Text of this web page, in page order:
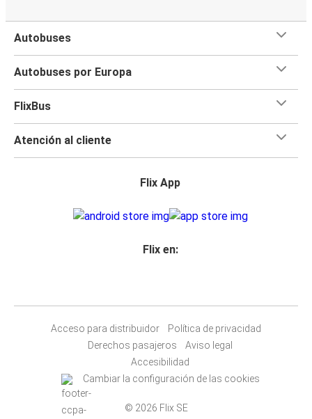
Autobuses
Autobuses por Europa
FlixBus
Atención al cliente
Flix App
Flix en:
Acceso para distribuidor
Política de privacidad
Derechos pasajeros
Aviso legal
Accesibilidad
Cambiar la configuración de las cookies
© 2026 Flix SE